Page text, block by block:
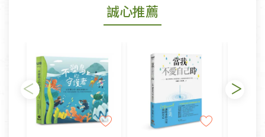
若您購買的商品有下列「不適用七天鑑賞期商品」情
形者，除商品瑕疵以外，恕不接受退換貨.
日)的服務，原則上若商品未經使用或被汙損(除商品
瑕疵)，一般皆可申請退換貨。
不適用七天鑑賞期商品：
以數位或電磁紀錄形式儲存之商品、易於變質或損壞
誠心推薦